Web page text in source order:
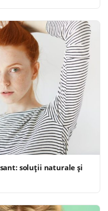
soluții naturale și